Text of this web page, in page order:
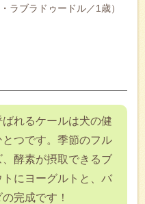
ラブラドゥードル／1歳）
れるケールは犬の健
つです。季節のフル
酵素が摂取できるブ
にヨーグルトと、バ
完成です！